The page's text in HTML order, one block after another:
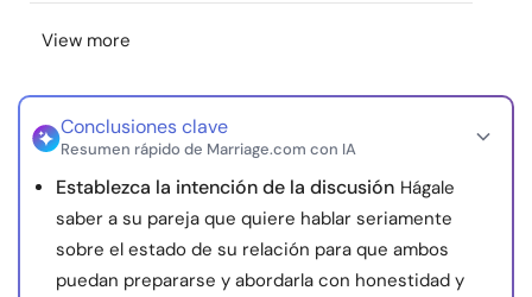
View more
Conclusiones clave
Resumen rápido de Marriage.com con IA
Establezca la intención de la discusión Hágale
saber a su pareja que quiere hablar seriamente
sobre el estado de su relación para que ambos
puedan prepararse y abordarla con honestidad y